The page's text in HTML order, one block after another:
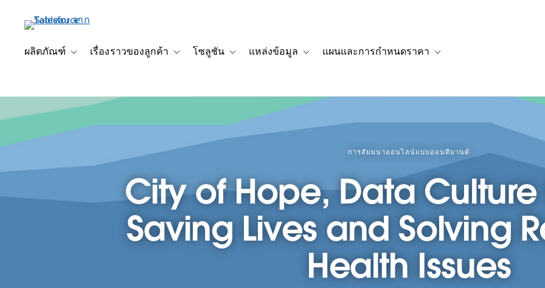
เนื้อหาผลิตภัณฑ์
Toggle sub-navigation for ผลิตภัณฑ์
เรื่องราวของลูกค้า
Toggle sub-navigation for เรื่องราวของลูกค้า
โซลูชัน
Toggle sub-navigation for โซลูชัน
แหล่งข้อมูล แผนและการกำหนดราคา
การสัมมนาออนไลน์แบบออนดีมานด์
City of Hope, Data
Saving Lives and Solving
Health Issues